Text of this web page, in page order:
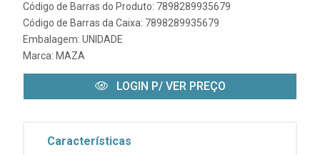
Código de Barras do Produto: 7898289935679
Código de Barras da Caixa: 7898289935679
Embalagem: UNIDADE
Marca: MAZA
LOGIN P/ VER PREÇO
Características